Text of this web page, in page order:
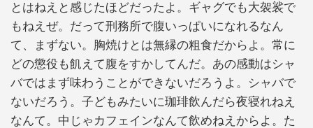
とはねえと感じたほどだったよ。ギャグでも大袈裟で
もねえぜ。だって刑務所で腹いっぱいになれるなん
て、まずない。胸焼けとは無縁の粗食だからよ。常に
どの懲役も飢えて腹をすかしてんだ。あの感動はシャ
バではまず味わうことができないだろうよ。シャバで
ないだろう。子どもみたいに珈琲飲んだら夜寝れねえ
なんて。中じゃカフェインなんて飲めねえからよ。た